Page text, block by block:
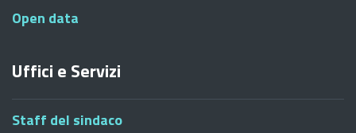
Open data
Uffici e Servizi
Staff del sindaco